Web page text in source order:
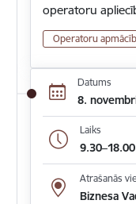
operatoru
Operatoru
Datums
8.
Laiks
9.30–18.00
Atrašanās
Biznesa